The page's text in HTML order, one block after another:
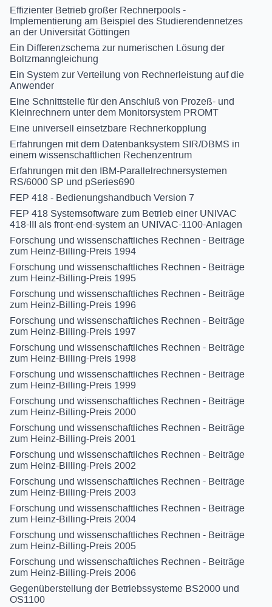
Effizienter Betrieb großer Rechnerpools -
Implementierung am Beispiel des Studierendennetzes
an der Universität Göttingen
Ein Differenzschema zur numerischen Lösung der
Boltzmanngleichung
Ein System zur Verteilung von Rechnerleistung auf die
Anwender
Eine Schnittstelle für den Anschluß von Prozeß- und
Kleinrechnern unter dem Monitorsystem PROMT
Eine universell einsetzbare Rechnerkopplung
Erfahrungen mit dem Datenbanksystem SIR/DBMS in
einem wissenschaftlichen Rechenzentrum
Erfahrungen mit den IBM-Parallelrechnersystemen
RS/6000 SP und pSeries690
FEP 418 - Bedienungshandbuch Version 7
FEP 418 Systemsoftware zum Betrieb einer UNIVAC
418-III als front-end-system an UNIVAC-1100-Anlagen
Forschung und wissenschaftliches Rechnen - Beiträge
zum Heinz-Billing-Preis 1994
Forschung und wissenschaftliches Rechnen - Beiträge
zum Heinz-Billing-Preis 1995
Forschung und wissenschaftliches Rechnen - Beiträge
zum Heinz-Billing-Preis 1996
Forschung und wissenschaftliches Rechnen - Beiträge
zum Heinz-Billing-Preis 1997
Forschung und wissenschaftliches Rechnen - Beiträge
zum Heinz-Billing-Preis 1998
Forschung und wissenschaftliches Rechnen - Beiträge
zum Heinz-Billing-Preis 1999
Forschung und wissenschaftliches Rechnen - Beiträge
zum Heinz-Billing-Preis 2000
Forschung und wissenschaftliches Rechnen - Beiträge
zum Heinz-Billing-Preis 2001
Forschung und wissenschaftliches Rechnen - Beiträge
zum Heinz-Billing-Preis 2002
Forschung und wissenschaftliches Rechnen - Beiträge
zum Heinz-Billing-Preis 2003
Forschung und wissenschaftliches Rechnen - Beiträge
zum Heinz-Billing-Preis 2004
Forschung und wissenschaftliches Rechnen - Beiträge
zum Heinz-Billing-Preis 2005
Forschung und wissenschaftliches Rechnen - Beiträge
zum Heinz-Billing-Preis 2006
Gegenüberstellung der Betriebssysteme BS2000 und
OS1100